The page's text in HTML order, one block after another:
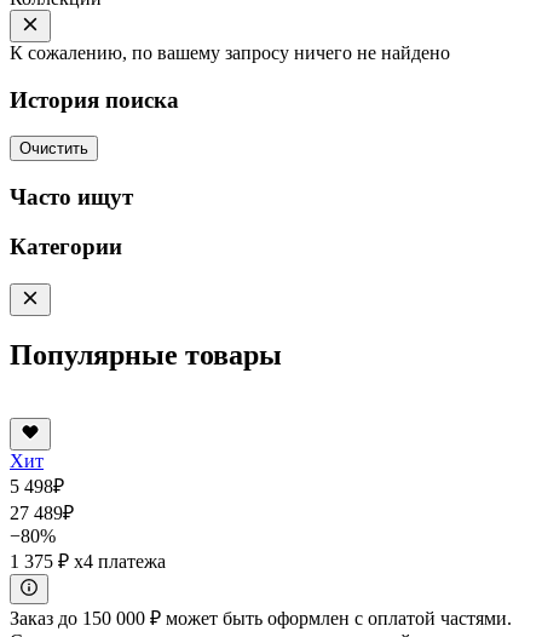
К сожалению, по вашему запросу ничего не найдено
История поиска
Очистить
Часто ищут
Категории
Популярные товары
Хит
5 498₽
27 489₽
−80%
1 375 ₽ x4 платежа
Заказ до 150 000 ₽ может быть оформлен с оплатой частями.